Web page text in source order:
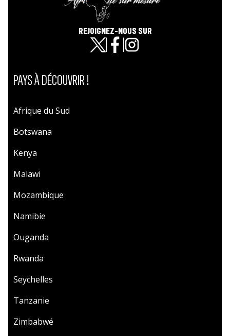
REJOIGNEZ-NOUS SUR
PAYS À DÉCOUVRIR !
Afrique du Sud
Botswana
Kenya
Malawi
Mozambique
Namibie
Ouganda
Rwanda
Seychelles
Tanzanie
Zimbabwé